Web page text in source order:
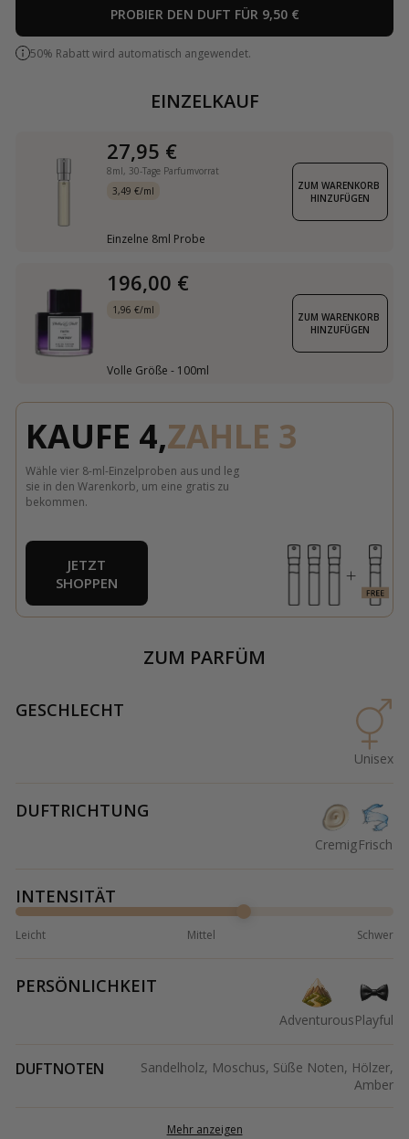
PROBIER DEN DUFT FÜR 9,50 €
50% Rabatt wird automatisch angewendet.
EINZELKAUF
27,95 €
8ml, 30-Tage Parfumvorrat
3,49 €/ml
Einzelne 8ml Probe
ZUM WARENKORB
HINZUFÜGEN
196,00 €
1,96 €/ml
Volle Größe - 100ml
ZUM WARENKORB
HINZUFÜGEN
KAUFE 4,ZAHLE 3
Wähle vier 8-ml-Einzelproben aus und leg
sie in den Warenkorb, um eine gratis zu
bekommen.
JETZT
SHOPPEN
ZUM PARFÜM
GESCHLECHT
Unisex
DUFTRICHTUNG
CremigFrisch
INTENSITÄT
Leicht Mittel Schwer
PERSÖNLICHKEIT
AdventurousPlayful
DUFTNOTEN
Sandelholz, Moschus, Süße Noten, Hölzer,
Amber
Mehr anzeigen